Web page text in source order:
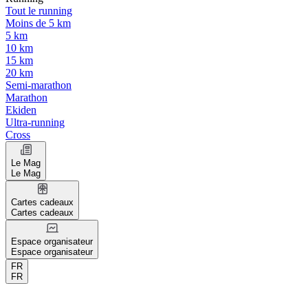
Tout le running
Moins de 5 km
5 km
10 km
15 km
20 km
Semi-marathon
Marathon
Ekiden
Ultra-running
Cross
Le Mag
Le Mag
Cartes cadeaux
Cartes cadeaux
Espace organisateur
Espace organisateur
FR
FR